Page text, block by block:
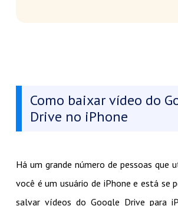
Como baixar vídeo do
Drive no iPhone
Há um grande número de pessoas que
você é um usuário de iPhone e está se
salvar vídeos do Google Drive para